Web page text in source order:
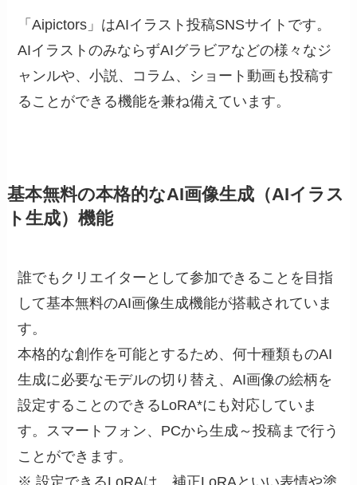
「Aipictors」はAIイラスト投稿SNSサイトです。
AIイラストのみならずAIグラビアなどの様々なジ
ャンルや、小説、コラム、ショート動画も投稿す
ることができる機能を兼ね備えています。
基本無料の本格的なAI画像生成（AIイラス
ト生成）機能
誰でもクリエイターとして参加できることを目指
して基本無料のAI画像生成機能が搭載されていま
す。
本格的な創作を可能とするため、何十種類ものAI
生成に必要なモデルの切り替え、AI画像の絵柄を
設定することのできるLoRA*にも対応していま
す。スマートフォン、PCから生成～投稿まで行う
ことができます。